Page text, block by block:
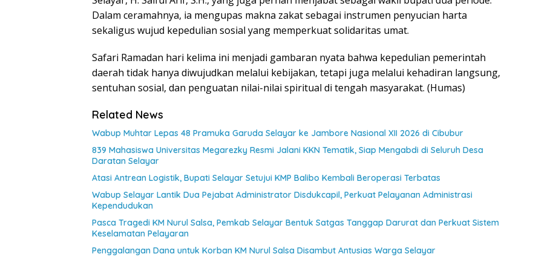
Dalam ceramahnya, ia mengupas makna zakat sebagai instrumen penyucian harta
sekaligus wujud kepedulian sosial yang memperkuat solidaritas umat.
Safari Ramadan hari kelima ini menjadi gambaran nyata bahwa kepedulian pemerintah
daerah tidak hanya diwujudkan melalui kebijakan, tetapi juga melalui kehadiran langsung,
sentuhan sosial, dan penguatan nilai-nilai spiritual di tengah masyarakat. (Humas)
Related News
Wabup Muhtar Lepas 48 Pramuka Garuda Selayar ke Jambore Nasional XII 2026 di Cibubur
839 Mahasiswa Universitas Megarezky Resmi Jalani KKN Tematik, Siap Mengabdi di Seluruh Desa
Daratan Selayar
Atasi Antrean Logistik, Bupati Selayar Setujui KMP Balibo Kembali Beroperasi Terbatas
Wabup Selayar Lantik Dua Pejabat Administrator Disdukcapil, Perkuat Pelayanan Administrasi
Kependudukan
Pasca Tragedi KM Nurul Salsa, Pemkab Selayar Bentuk Satgas Tanggap Darurat dan Perkuat Sistem
Keselamatan Pelayaran
Penggalangan Dana untuk Korban KM Nurul Salsa Disambut Antusias Warga Selayar